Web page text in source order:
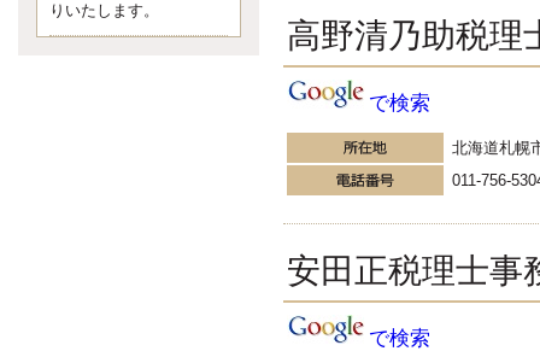
ン。 心理学では、ちゃんと意味が
あるようです。 疑問に思ったら考
りいたします。
高野清乃助税理
で検索
北海道札幌
011-756-
安田正税理士事
で検索